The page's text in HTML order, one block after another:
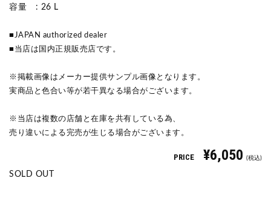
容量 : 26 L
■JAPAN authorized dealer
■当店は国内正規販売店です。
※掲載画像はメーカー提供サンプル画像となります。
実商品と色合い等が若干異なる場合がございます。
※当店は複数の店舗と在庫を共有している為、
売り違いによる完売が生じる場合がございます。
PRICE ¥6,050 (税込)
SOLD OUT